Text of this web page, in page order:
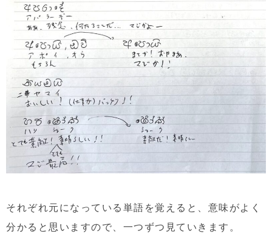
それぞれ元になっている単語を覚えると、意味がよく
分かると思いますので、一つずつ見ていきます。